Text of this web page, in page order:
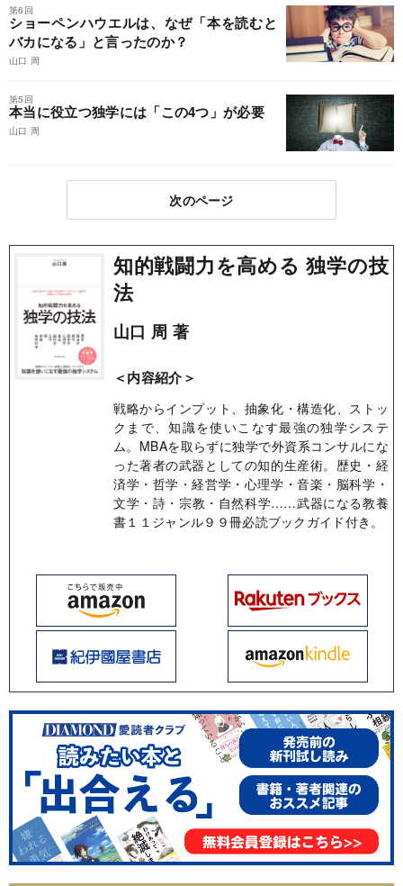
第6回
ショーペンハウエルは、なぜ「本を読むと
バカになる」と言ったのか？
山口 周
第5回
本当に役立つ独学には「この4つ」が必要
山口 周
次のページ
知的戦闘力を高める 独学の技
法
山口 周 著
＜内容紹介＞
戦略からインプット、抽象化・構造化、ストッ
クまで、知識を使いこなす最強の独学システ
ム。MBAを取らずに独学で外資系コンサルにな
った著者の武器としての知的生産術。歴史・経
済学・哲学・経営学・心理学・音楽・脳科学・
文学・詩・宗教・自然科学……武器になる教養
書１１ジャンル９９冊必読ブックガイド付き。